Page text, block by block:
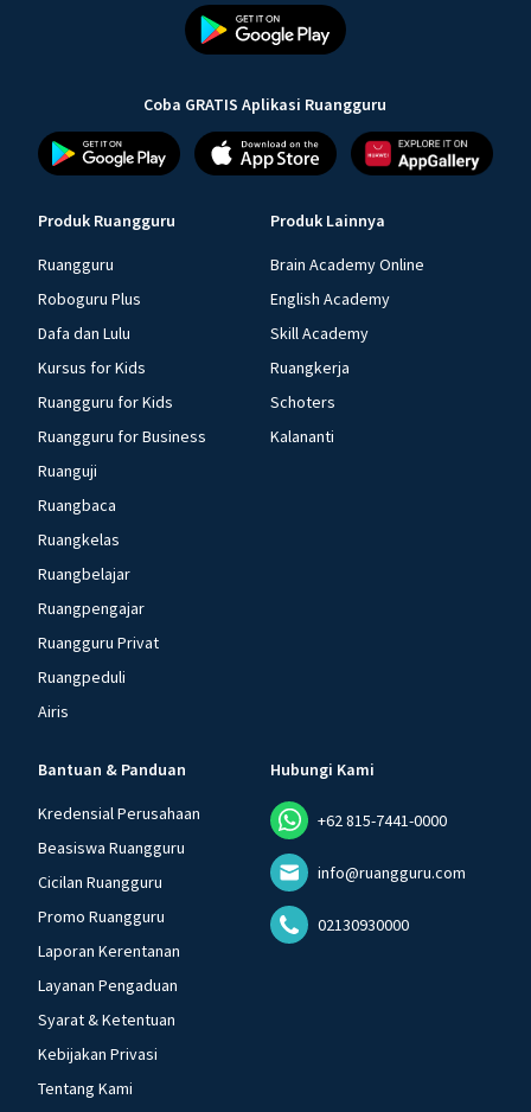
Coba GRATIS Aplikasi Ruangguru
Produk Ruangguru
Ruangguru
Roboguru Plus
Dafa dan Lulu
Kursus for Kids
Ruangguru for Kids
Ruangguru for Business
Ruanguji
Ruangbaca
Ruangkelas
Ruangbelajar
Ruangpengajar
Ruangguru Privat
Ruangpeduli
Airis
Produk Lainnya
Brain Academy Online
English Academy
Skill Academy
Ruangkerja
Schoters
Kalananti
Bantuan & Panduan
Kredensial Perusahaan
Beasiswa Ruangguru
Cicilan Ruangguru
Promo Ruangguru
Laporan Kerentanan
Layanan Pengaduan
Syarat & Ketentuan
Kebijakan Privasi
Tentang Kami
Hubungi Kami
+62 815-7441-0000
info@ruangguru.com
02130930000